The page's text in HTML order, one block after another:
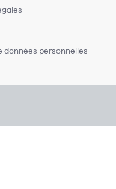
données personnelles